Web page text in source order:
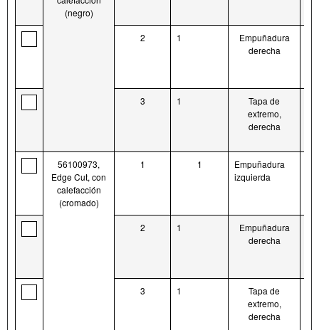
(negro)
2 1
Empuñadura
derecha
3 1
Tapa de
extremo,
derecha
56100973,
Edge Cut, con
calefacción
(cromado)
1 1
Empuñadura
izquierda
2 1
Empuñadura
derecha
3 1
Tapa de
extremo,
derecha